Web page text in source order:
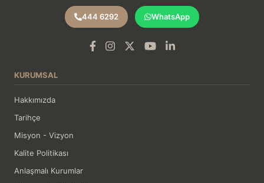
444 6292 WhatsApp
KURUMSAL
Hakkımızda
Tarihçe
Misyon - Vizyon
Kalite Politikası
Anlaşmalı Kurumlar